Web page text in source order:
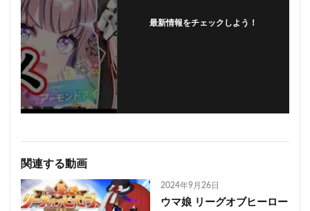
最新情報をチェックしよう！
関連する動画
2024年9月26日
ウマ娘 リーグオブヒーロー